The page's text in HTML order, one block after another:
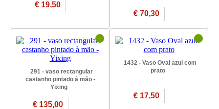
€ 19,50
€ 70,30
291 - vaso rectangular
castanho pintado à mão -
Yixing
€ 135,00
1432 - Vaso Oval azul com
prato
€ 17,50